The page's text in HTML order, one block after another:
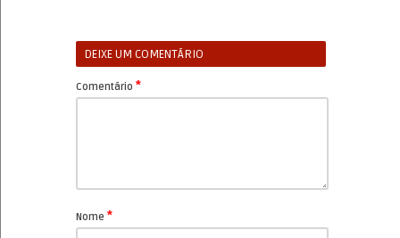
DEIXE UM COMENTÁRIO
Comentário *
Nome *